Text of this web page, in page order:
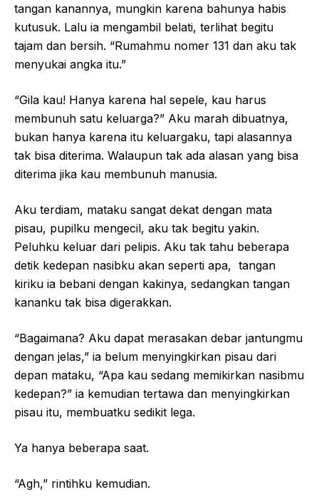
tangan kanannya, mungkin karena bahunya habis
kutusuk. Lalu ia mengambil belati, terlihat begitu
tajam dan bersih. “Rumahmu nomer 131 dan aku tak
menyukai angka itu.”
“Gila kau! Hanya karena hal sepele, kau harus
membunuh satu keluarga?” Aku marah dibuatnya,
bukan hanya karena itu keluargaku, tapi alasannya
tak bisa diterima. Walaupun tak ada alasan yang bisa
diterima jika kau membunuh manusia.
Aku terdiam, mataku sangat dekat dengan mata
pisau, pupilku mengecil, aku tak begitu yakin.
Peluhku keluar dari pelipis. Aku tak tahu beberapa
detik kedepan nasibku akan seperti apa, tangan
kiriku ia bebani dengan kakinya, sedangkan tangan
kananku tak bisa digerakkan.
“Bagaimana? Aku dapat merasakan debar jantungmu
dengan jelas,” ia belum menyingkirkan pisau dari
depan mataku, “Apa kau sedang memikirkan nasibmu
kedepan?” ia kemudian tertawa dan menyingkirkan
pisau itu, membuatku sedikit lega.
Ya hanya beberapa saat.
“Agh,” rintihku kemudian.